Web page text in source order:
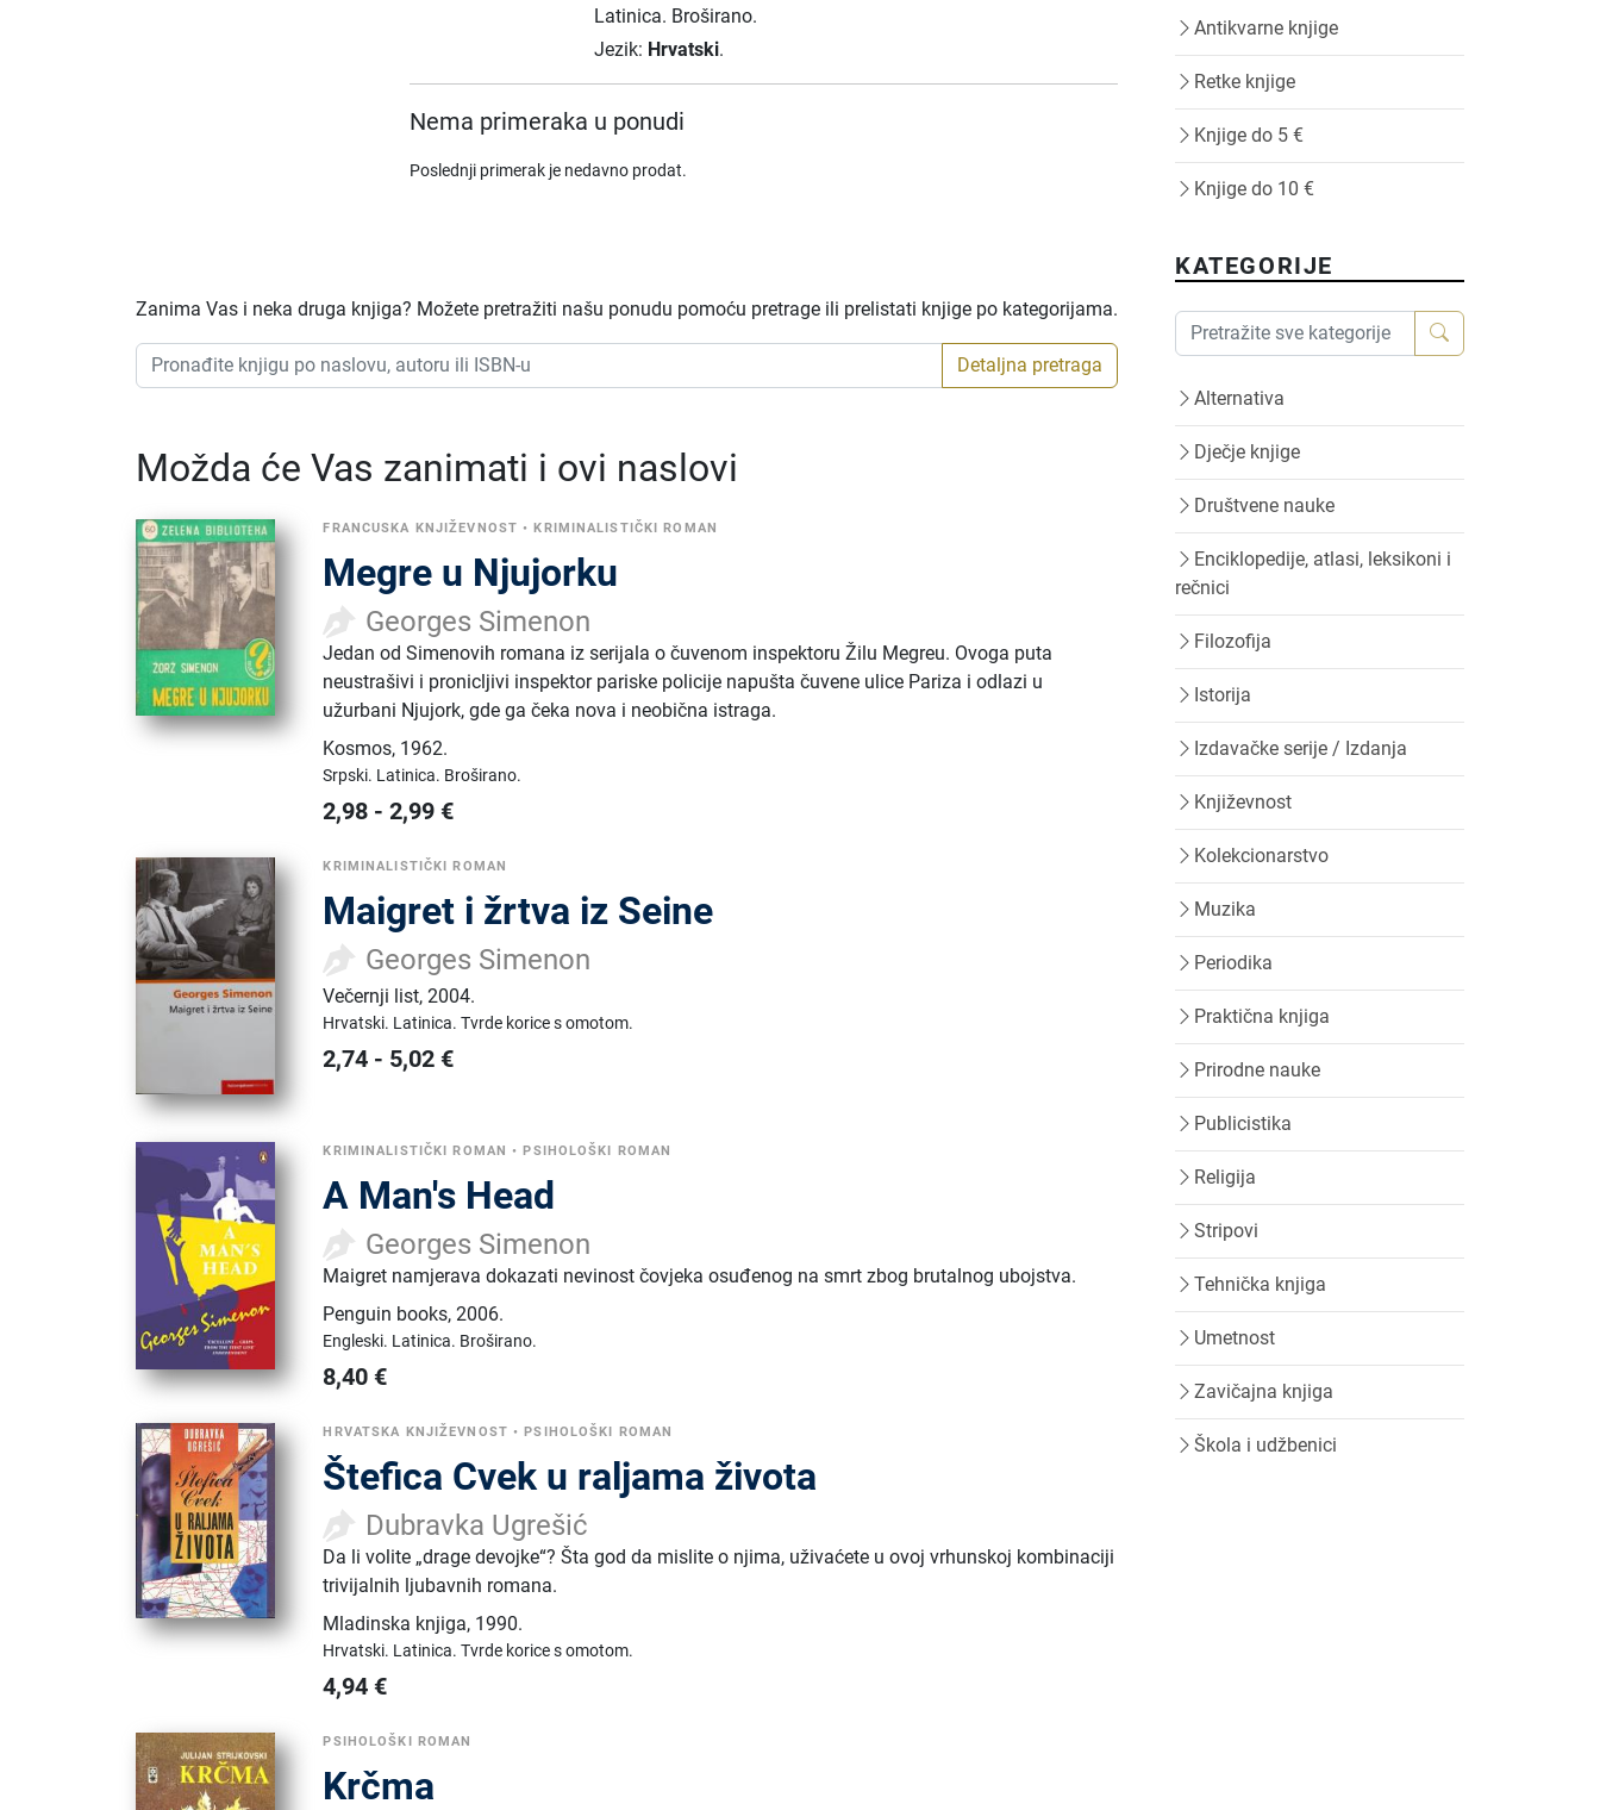
Latinica. Broširano.
Jezik: Hrvatski.
Nema primeraka u ponudi
Poslednji primerak je nedavno prodat.
Zanima Vas i neka druga knjiga? Možete pretražiti našu ponudu pomoću pretrage ili prelistati knjige po kategorijama.
Detaljna pretraga
Možda će Vas zanimati i ovi naslovi
FRANCUSKA KNJIŽEVNOST •KRIMINALISTIČKI ROMAN
Megre u Njujorku
Georges Simenon
Jedan od Simenovih romana iz serijala o čuvenom inspektoru Žilu Megreu. Ovoga puta
neustrašivi i pronicljivi inspektor pariske policije napušta čuvene ulice Pariza i odlazi u
užurbani Njujork, gde ga čeka nova i neobična istraga.
Kosmos, 1962.
Srpski. Latinica. Broširano.
2,98 -2,99 €
KRIMINALISTIČKI ROMAN
Maigret i žrtva iz Seine
Georges Simenon
Večernji list,2004.
Hrvatski. Latinica.Tvrde korice s omotom.
2,74 - 5,02 €
KRIMINALISTIČKI ROMAN •PSIHOLOŠKI ROMAN
A Man's Head
Georges Simenon
Maigret namjerava dokazati nevinost čovjeka osuđenog na smrt zbog brutalnog ubojstva.
Penguin books,2006.
Engleski. Latinica. Broširano.
8,40 €
HRVATSKA KNJIŽEVNOST •PSIHOLOŠKI ROMAN
Štefica Cvek u raljama života
Dubravka Ugrešić
Da li volite „drage devojke“? Šta god da mislite o njima, uživaćete u ovoj vrhunskoj kombinaciji
trivijalnih ljubavnih romana.
Mladinska knjiga, 1990.
Hrvatski. Latinica.Tvrde korice s omotom.
4,94 €
PSIHOLOŠKI ROMAN
Krčma
Antikvarne knjige
Retke knjige
Knjige do 5 €
Knjige do 10 €
KATEGORIJE
Alternativa
Dječje knjige
Društvene nauke
Enciklopedije, atlasi, leksikoni i
rečnici
Filozofija
Istorija
Izdavačke serije / Izdanja
Književnost
Kolekcionarstvo
Muzika
Periodika
Praktična knjiga
Prirodne nauke
Publicistika
Religija
Stripovi
Tehnička knjiga
Umetnost
Zavičajna knjiga
Škola i udžbenici